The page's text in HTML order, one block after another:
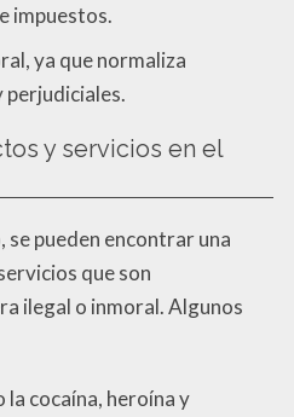
impuestos.
ya que normaliza
perjudiciales.
y servicios en el
, se pueden encontrar una
que son
ilegal o inmoral. Algunos
cocaína, heroína y